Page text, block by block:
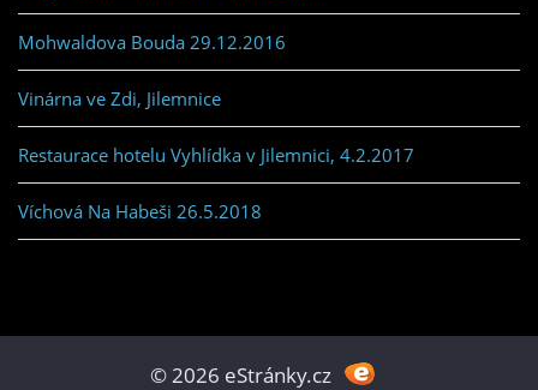
Mohwaldova Bouda 29.12.2016
Vinárna ve Zdi, Jilemnice
Restaurace hotelu Vyhlídka v Jilemnici, 4.2.2017
Víchová Na Habeši 26.5.2018
© 2026 eStránky.cz